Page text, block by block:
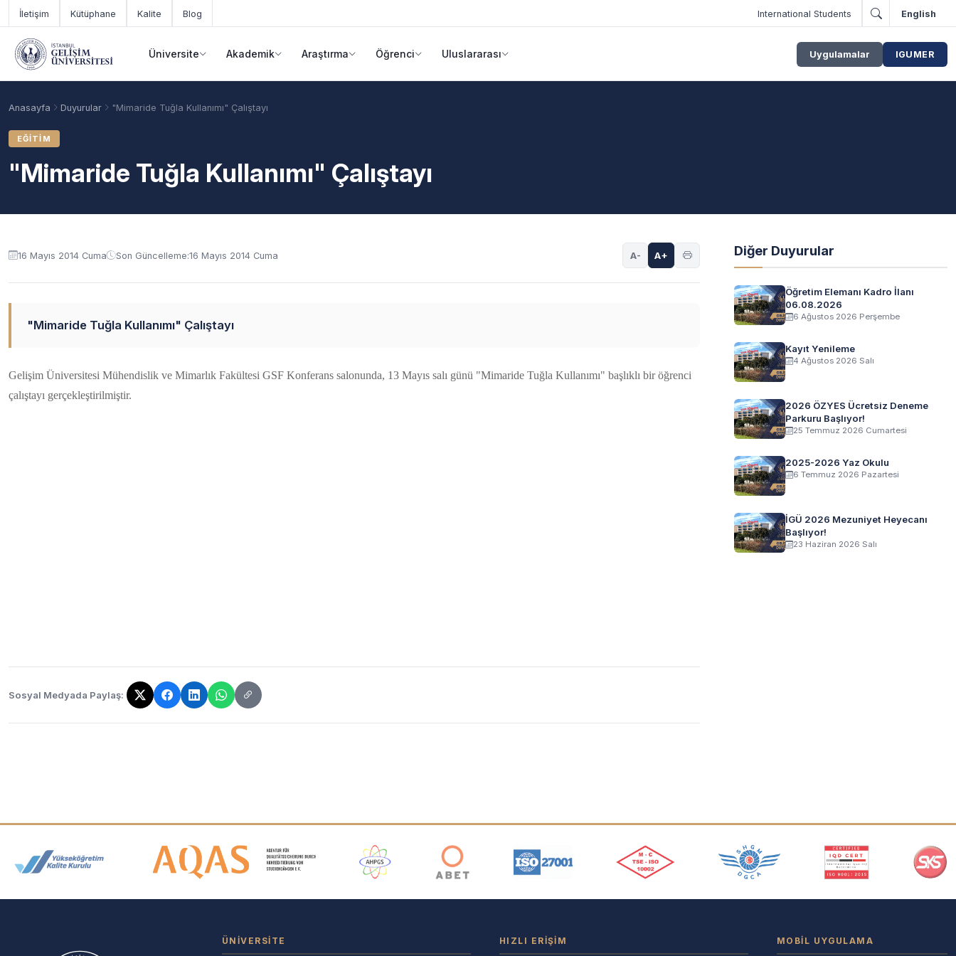
Ana içeriğe geç
İletişim Kütüphane Kalite Blog International Students English
Üniversite Akademik Araştırma Öğrenci Uluslararası Uygulamalar IGUMER
Anasayfa Duyurular "Mimaride Tuğla Kullanımı" Çalıştayı
EĞITIM
"Mimaride Tuğla Kullanımı" Çalıştayı
Duyuru içeriği
16 Mayıs 2014 Cuma Son Güncelleme:16 Mayıs 2014 Cuma A- A+
"Mimaride Tuğla Kullanımı" Çalıştayı
Gelişim Üniversitesi Mühendislik ve Mimarlık Fakültesi GSF Konferans salonunda, 13 Mayıs salı günü "Mimaride Tuğla Kullanımı" başlıklı bir öğrenci
çalıştayı gerçekleştirilmiştir.
Sosyal Medyada Paylaş:
Bağlantı kopyalandı!
Diğer Duyurular
Öğretim Elemanı Kadro İlanı
06.08.2026
6 Ağustos 2026 Perşembe
Kayıt Yenileme
4 Ağustos 2026 Salı
2026 ÖZYES Ücretsiz Deneme
Parkuru Başlıyor!
25 Temmuz 2026 Cumartesi
2025-2026 Yaz Okulu
6 Temmuz 2026 Pazartesi
İGÜ 2026 Mezuniyet Heyecanı
Başlıyor!
23 Haziran 2026 Salı
Akreditasyon ve Üyelik Logoları
ÜNIVERSITE HIZLI ERIŞIM MOBIL UYGULAMA